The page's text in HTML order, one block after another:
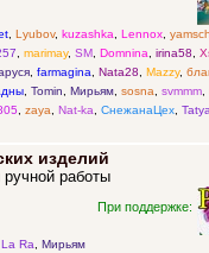
, Lyubov, kuzashka, Lennox,
, marimay, SM, Domnina, irina58,
, farmagina, Nata28, Mazzy,
, Tomin, Мирьям, sosna, svmmm,
, zaya, Nat-ka, СнежанаЦех,
изделий
работы
При поддержке:
La Ra, Мирьям